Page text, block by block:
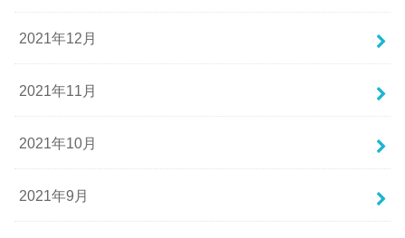
2021年12月
2021年11月
2021年10月
2021年9月